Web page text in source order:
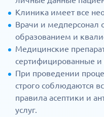
Клиника имеет все
Врачи и медперсонал
образованием и
Медицинские
сертифицированные и
При проведении
строго соблюдаются
правила асептики и
услуг.